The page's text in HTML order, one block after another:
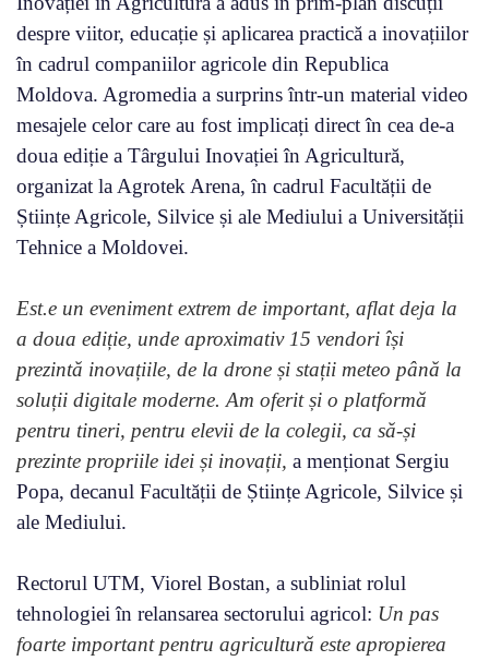
despre viitor, educație și aplicarea practică a inovațiilor
în cadrul companiilor agricole din Republica
Moldova. Agromedia a surprins într-un material video
mesajele celor care au fost implicați direct în cea de-a
doua ediție a Târgului Inovației în Agricultură,
organizat la Agrotek Arena, în cadrul Facultății de
Științe Agricole, Silvice și ale Mediului a Universității
Tehnice a Moldovei.
Est.e un eveniment extrem de important, aflat deja la
a doua ediție, unde aproximativ 15 vendori își
prezintă inovațiile, de la drone și stații meteo până la
soluții digitale moderne. Am oferit și o platformă
pentru tineri, pentru elevii de la colegii, ca să-și
prezinte propriile idei și inovații, a menționat Sergiu
Popa, decanul Facultății de Științe Agricole, Silvice și
ale Mediului.
Rectorul UTM, Viorel Bostan, a subliniat rolul
tehnologiei în relansarea sectorului agricol: Un pas
foarte important pentru agricultură este apropierea